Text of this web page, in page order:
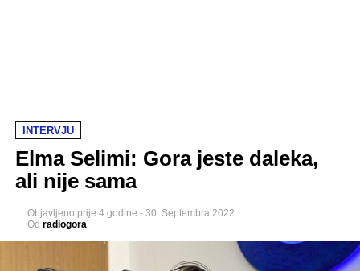
INTERVJU
Elma Selimi: Gora jeste daleka,
ali nije sama
Objavljeno prije 4 godine - 30. Septembra 2022.
Od radiogora